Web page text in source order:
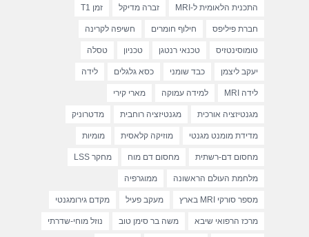
התכנית הלאומית ל-MRI זברה מדיקל זמן T1
חברת פיליפס חילוף חומרים חשיפה לקרינה
טומוסינטזיס טכנאי רנטגן טכניון טסלה
יעקב ליצמן כבד שומני כסא גלגלים לידה
לידה MRI למידה עמוקה מארי קירי
מגנטיזציה אורכית מגנטיזציה רוחבית מדטרוניק
מדידת מומנט מגנטי מוזיקה קלאסית מומיות
מחסום דם-רשתית מחסום דם מוח מחקר LSS
מלחמת העולם הראשונה ממוגרפיה
מספר סורקי MRI בארץ מעקב פעיל מקדם גירומגנטי
מרכז הרפואי שיבא משה בר סימן טוב נוזל מוחי-שדרתי